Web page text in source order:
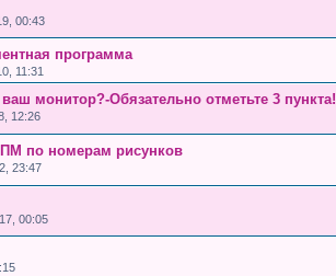
00:43
программа
11:31
монитор?-Обязательно отметьте 3 пункта!
12:26
по номерам рисунков
23:47
00:05